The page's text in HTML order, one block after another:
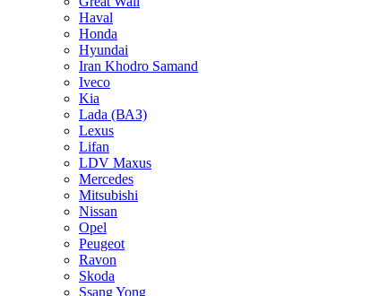
Haval
Honda
Hyundai
Iran Khodro Samand
Iveco
Kia
Lada (ВАЗ)
Lexus
Lifan
LDV Maxus
Mercedes
Mitsubishi
Nissan
Opel
Peugeot
Ravon
Skoda
Ssang Yong